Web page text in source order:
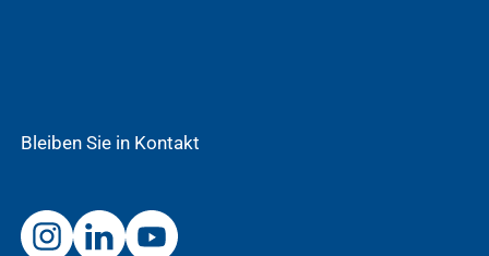
Bleiben Sie in Kontakt